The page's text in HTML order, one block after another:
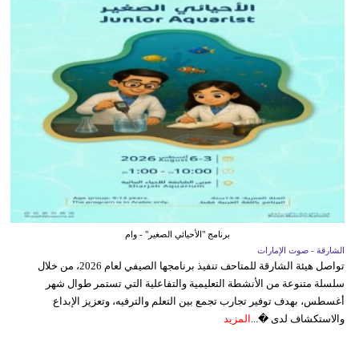
برنامج "الأحيائي الصغير" - وام
الشارقة - صوت الإمارات
تواصل هيئة الشارقة للمتاحف تنفيذ برنامجها الصيفي لعام 2026، من خلال
سلسلة متنوعة من الأنشطة التعليمية والتفاعلية التي تستمر طوال شهر
أغسطس، بهدف توفير تجارب تجمع بين التعلم والترفيه، وتعزيز الإبداع
والاستكشاف لدى �... المزيد